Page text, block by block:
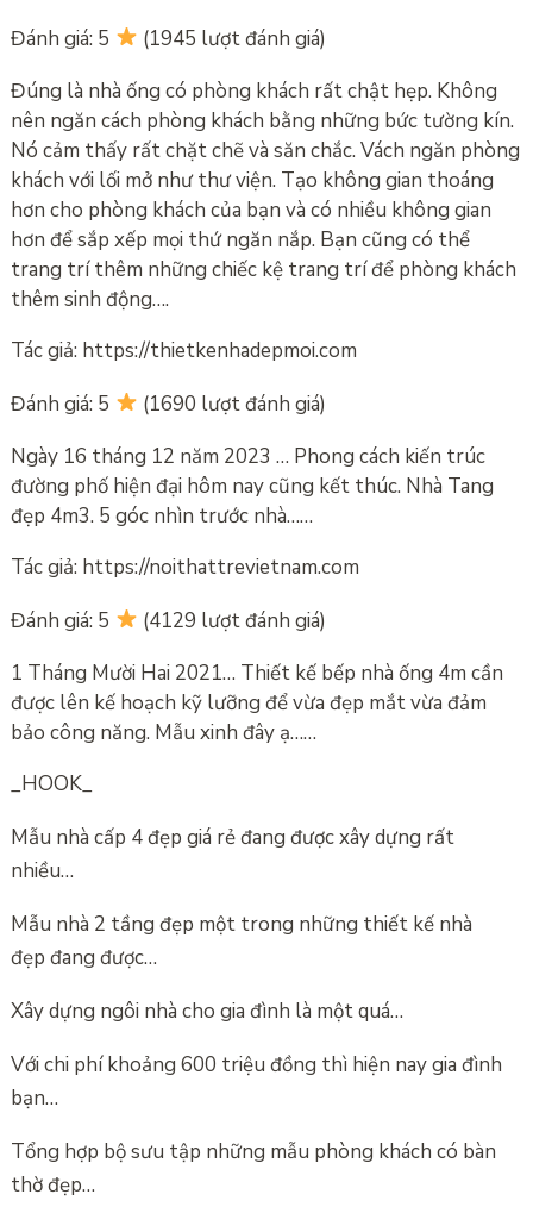
Đánh giá: 5
(1945 lượt đánh giá)
Đúng là nhà ống có phòng khách rất chật hẹp. Không
nên ngăn cách phòng khách bằng những bức tường kín.
Nó cảm thấy rất chặt chẽ và săn chắc. Vách ngăn phòng
khách với lối mở như thư viện. Tạo không gian thoáng
hơn cho phòng khách của bạn và có nhiều không gian
hơn để sắp xếp mọi thứ ngăn nắp. Bạn cũng có thể
trang trí thêm những chiếc kệ trang trí để phòng khách
thêm sinh động….
Tác giả: https://thietkenhadepmoi.com
Đánh giá: 5
(1690 lượt đánh giá)
Ngày 16 tháng 12 năm 2023 … Phong cách kiến ​​trúc
đường phố hiện đại hôm nay cũng kết thúc. Nhà Tang
đẹp 4m3. 5 góc nhìn trước nhà……
Tác giả: https://noithattrevietnam.com
Đánh giá: 5
(4129 lượt đánh giá)
1 Tháng Mười Hai 2021… Thiết kế bếp nhà ống 4m cần
được lên kế hoạch kỹ lưỡng để vừa đẹp mắt vừa đảm
bảo công năng. Mẫu xinh đây ạ……
_HOOK_
Mẫu nhà cấp 4 đẹp giá rẻ đang được xây dựng rất
nhiều…
Mẫu nhà 2 tầng đẹp một trong những thiết kế nhà
đẹp đang được…
Xây dựng ngôi nhà cho gia đình là một quá…
Với chi phí khoảng 600 triệu đồng thì hiện nay gia đình
bạn…
Tổng hợp bộ sưu tập những mẫu phòng khách có bàn
thờ đẹp…